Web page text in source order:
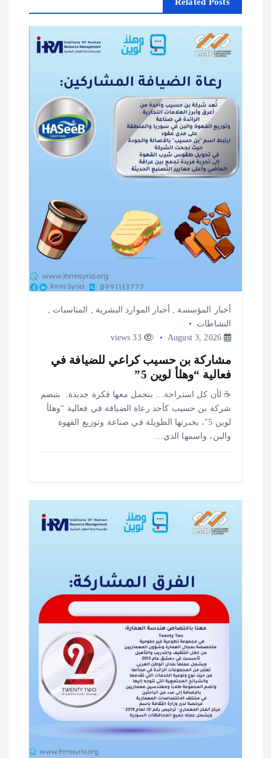
ق
ت
أخبار المؤسسة أخبار الموارد البشرية المناسبات
النشاطات
August 3, 2026
33 views
مشاركة بن حسيب كراعي للضيافة في
فعالية “وهلأ لوين 5”
‎☕ لأن كل استراحة… بتحمل معها فكرة جديدة. ‎ ‎بتنضم
شركة بن حسيب كأحد رعاة الضيافة في فعالية “وهلأ
لوين 5″، بخبرتها الطويلة في صناعة وتوزيع القهوة
والبن، واسمها الذي…